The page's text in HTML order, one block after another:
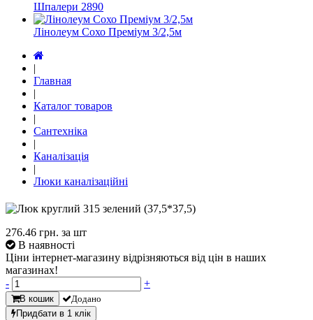
Шпалери 2890
Лінолеум Сохо Преміум 3/2,5м
|
Главная
|
Каталог товаров
|
Сантехніка
|
Каналізація
|
Люки каналізаційні
276.46 грн. за шт
В наявності
Ціни інтернет-магазину відрізняються від цін в наших
магазинах!
-
+
В кошик
Додано
Придбати в 1 клік